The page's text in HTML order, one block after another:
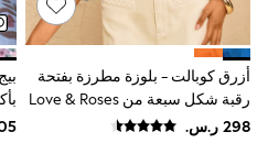
Tops
Leggings
Shorts
Joggers
adidas
Nike
Shop All
أزرق كوبالت - بلوزة مطرزة بفتحة
رقبة شكل سبعة من Love & Roses